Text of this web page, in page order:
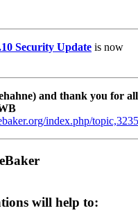
Security Update is now
and thank you for
index.php/
will help to: